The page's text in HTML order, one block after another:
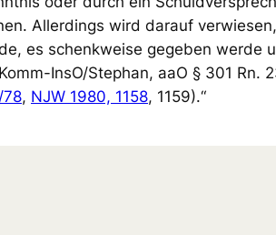
Allerdings wird darauf
es schenkweise gegeben werde
InsO/Stephan, aaO § 301 Rn.
78, NJW 1980, 1158, 1159).“